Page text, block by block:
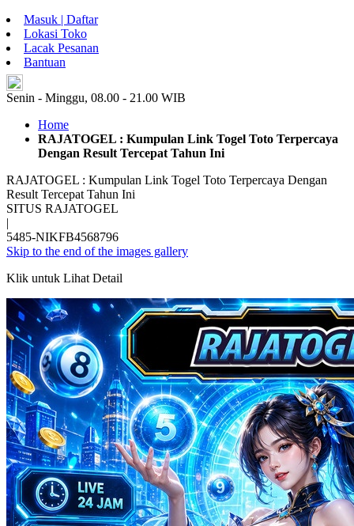
Masuk | Daftar
Lokasi Toko
Lacak Pesanan
Bantuan
Senin - Minggu, 08.00 - 21.00 WIB
Home
RAJATOGEL : Kumpulan Link Togel Toto Terpercaya
Dengan Result Tercepat Tahun Ini
RAJATOGEL : Kumpulan Link Togel Toto Terpercaya Dengan
Result Tercepat Tahun Ini
SITUS RAJATOGEL
|
5485-NIKFB4568796
Skip to the end of the images gallery
Klik untuk Lihat Detail